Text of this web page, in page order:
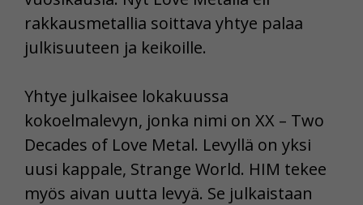
rakkausmetallia soittava yhtye palaa
julkisuuteen ja keikoille.
Yhtye julkaisee lokakuussa
kokoelmalevyn, jonka nimi on XX – Two
Decades of Love Metal. Levyllä on yksi
uusi kappale, Strange World. HIM tekee
myös aivan uutta levyä. Se julkaistaan